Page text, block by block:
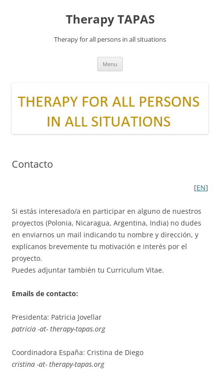
Therapy TAPAS
Therapy for all persons in all situations
Menu
Contacto
[EN]
Si estás interesado/a en participar en alguno de nuestros
proyectos (Polonia, Nicaragua, Argentina, India) no dudes
en enviarnos un mail indicando tu nombre y dirección, y
explícanos brevemente tu motivación e interés por el
proyecto.
Puedes adjuntar también tu Curriculum Vitae.
Emails de contacto:
Presidenta: Patricia Jovellar
patricia -at- therapy-tapas.org
Coordinadora España: Cristina de Diego
cristina -at- therapy-tapas.org